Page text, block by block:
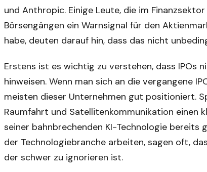
und Anthropic. Einige Leute, die im
Börsengängen ein Warnsignal für den
habe, deuten darauf hin, dass das nicht
Erstens ist es wichtig zu verstehen, dass IPOs
hinweisen. Wenn man sich an die vergangene
meisten dieser Unternehmen gut positioniert.
Raumfahrt und Satellitenkommunikation einen
seiner bahnbrechenden KI-Technologie bereits
der Technologiebranche arbeiten, sagen oft,
der schwer zu ignorieren ist.